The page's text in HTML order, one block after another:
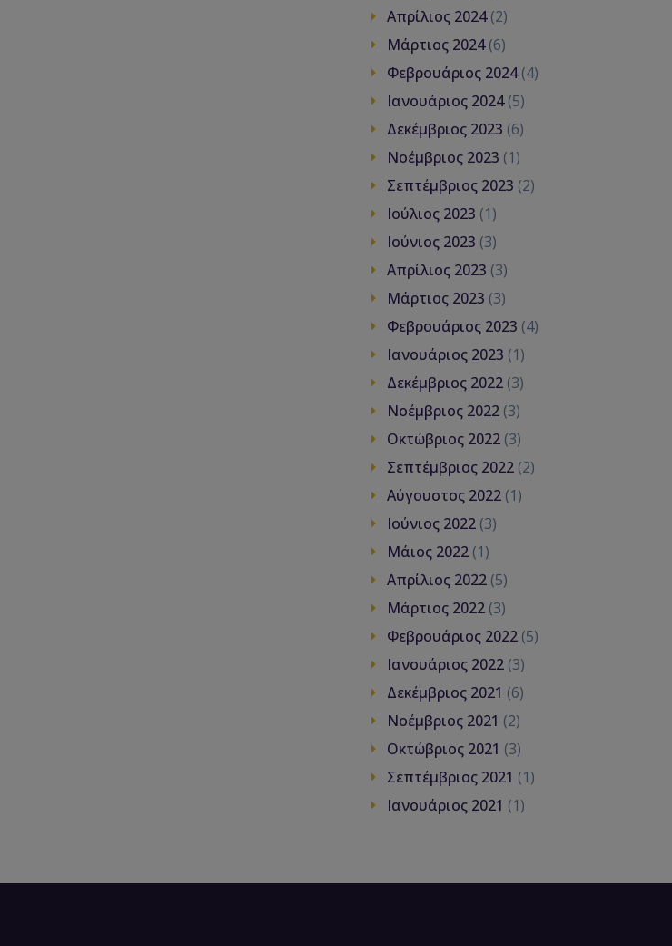
Απρίλιος 2024(2)
Μάρτιος 2024(6)
Φεβρουάριος 2024(4)
Ιανουάριος 2024(5)
Δεκέμβριος 2023 (6)
Νοέμβριος 2023 (1)
Σεπτέμβριος 2023 (2)
Ιούλιος 2023 (1)
Ιούνιος 2023 (3)
Απρίλιος 2023 (3)
Μάρτιος 2023 (3)
Φεβρουάριος 2023 (4)
Ιανουάριος 2023 (1)
Δεκέμβριος 2022 (3)
Νοέμβριος 2022 (3)
Οκτώβριος 2022 (3)
Σεπτέμβριος 2022 (2)
Αύγουστος 2022 (1)
Ιούνιος 2022 (3)
Μάιος 2022 (1)
Απρίλιος 2022 (5)
Μάρτιος 2022 (3)
Φεβρουάριος 2022 (5)
Ιανουάριος 2022 (3)
Δεκέμβριος 2021 (6)
Νοέμβριος 2021 (2)
Οκτώβριος 2021 (3)
Σεπτέμβριος 2021 (1)
Ιανουάριος 2021 (1)